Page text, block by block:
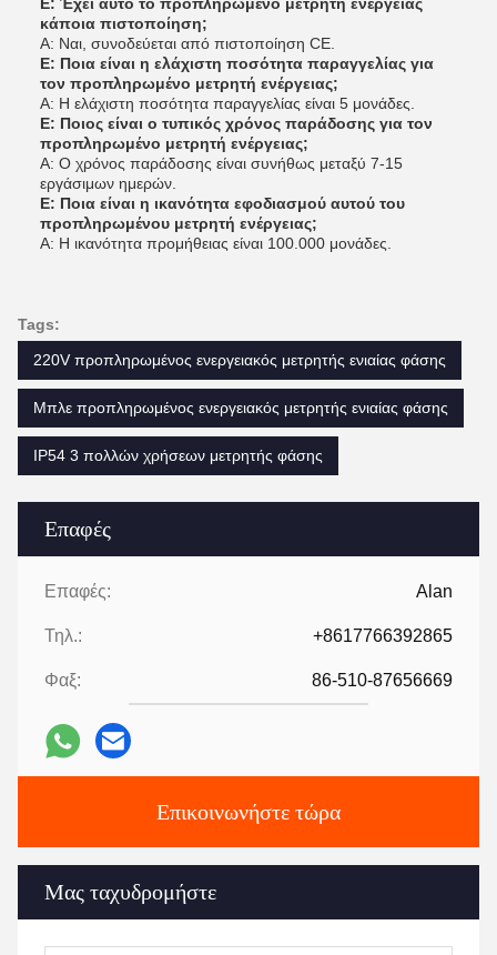
Επαφές
Επαφές: Alan
Τηλ.: +8617766392865
Φαξ: 86-510-87656669
Επικοινωνήστε τώρα
Μας ταχυδρομήστε
κάποια πιστοποίηση;
Α: Ναι, συνοδεύεται από πιστοποίηση CE.
Ε: Ποια είναι η ελάχιστη ποσότητα παραγγελίας για
τον προπληρωμένο μετρητή ενέργειας;
Α: Η ελάχιστη ποσότητα παραγγελίας είναι 5 μονάδες.
Ε: Ποιος είναι ο τυπικός χρόνος παράδοσης για τον
προπληρωμένο μετρητή ενέργειας;
Α: Ο χρόνος παράδοσης είναι συνήθως μεταξύ 7-15
εργάσιμων ημερών.
Ε: Ποια είναι η ικανότητα εφοδιασμού αυτού του
προπληρωμένου μετρητή ενέργειας;
Α: Η ικανότητα προμήθειας είναι 100.000 μονάδες.
Tags:
220V προπληρωμένος ενεργειακός μετρητής ενιαίας φάσης
Μπλε προπληρωμένος ενεργειακός μετρητής ενιαίας φάσης
IP54 3 πολλών χρήσεων μετρητής φάσης